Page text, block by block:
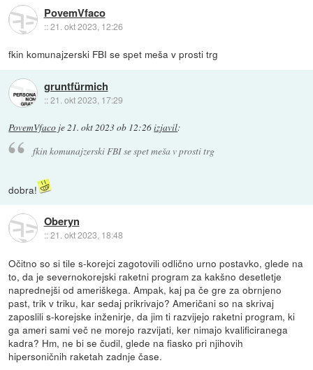
PovemVfaco
::21. okt 2023, 12:26
fkin komunajzerski FBI se spet meša v prosti trg
gruntfürmich
::21. okt 2023, 17:29
PovemVfaco je21. okt 2023 ob 12:26izjavil:
fkin komunajzerski FBI se spet meša v prosti trg
dobra!
Oberyn
::21. okt 2023, 18:48
Očitno so si tile s-korejci zagotovili odlično urno postavko, glede na
to, da je severnokorejski raketni program za kakšno desetletje
naprednejši od ameriškega. Ampak, kaj pa če gre za obrnjeno
past, trik v triku, kar sedaj prikrivajo? Američani so na skrivaj
zaposlili s-korejske inženirje, da jim ti razvijejo raketni program, ki
ga ameri sami več ne morejo razvijati, ker nimajo kvalificiranega
kadra? Hm, ne bi se čudil, glede na fiasko pri njihovih
hipersoničnih raketah zadnje čase.